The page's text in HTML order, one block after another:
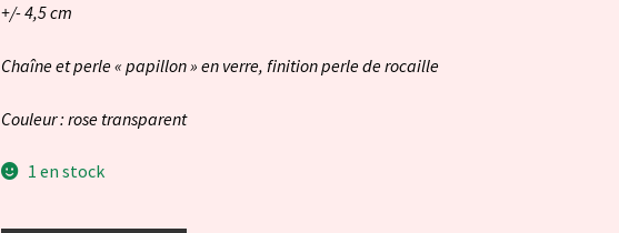
+/- 4,5 cm
Chaîne et perle « papillon » en verre, finition perle de rocaille
Couleur : rose transparent
1 en stock